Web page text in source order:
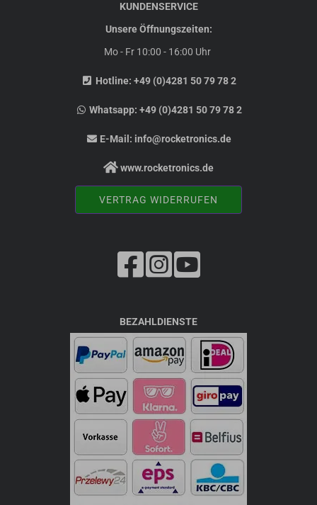
KUNDENSERVICE
Unsere Öffnungszeiten:
Mo - Fr 10:00 - 16:00 Uhr
Hotline: +49 (0)4281 50 79 78 2
Whatsapp:+49 (0)4281 50 79 78 2
E-Mail: info@rocketronics.de
www.rocketronics.de
VERTRAG WIDERRUFEN
BEZAHLDIENSTE